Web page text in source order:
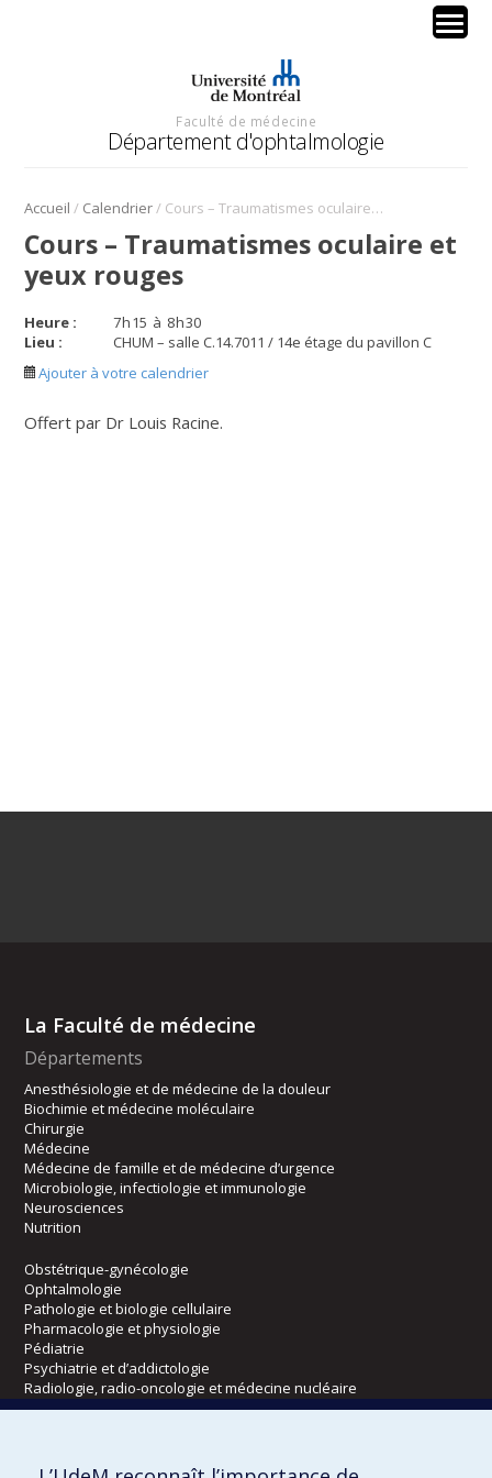
Faculté de médecine
Département d'ophtalmologie
Accueil / Calendrier/ Cours – Traumatismes oculaire et yeux rouges
Cours – Traumatismes oculaire et
yeux rouges
Heure : 7h15 à 8h30
Lieu :
CHUM – salle C.14.7011 / 14e étage du pavillon C
Ajouter à votre calendrier
Offert par Dr Louis Racine.
La Faculté de médecine
Départements
Anesthésiologie et de médecine de la douleur
Biochimie et médecine moléculaire
Chirurgie
Médecine
Médecine de famille et de médecine d’urgence
Microbiologie, infectiologie et immunologie
Neurosciences
Nutrition
Obstétrique-gynécologie
Ophtalmologie
Pathologie et biologie cellulaire
Pharmacologie et physiologie
Pédiatrie
Psychiatrie et d’addictologie
Radiologie, radio-oncologie et médecine nucléaire